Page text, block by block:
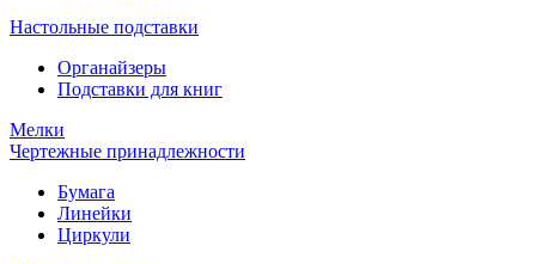
Настольные подставки
Органайзеры
Подставки для книг
Мелки
Чертежные принадлежности
Бумага
Линейки
Циркули